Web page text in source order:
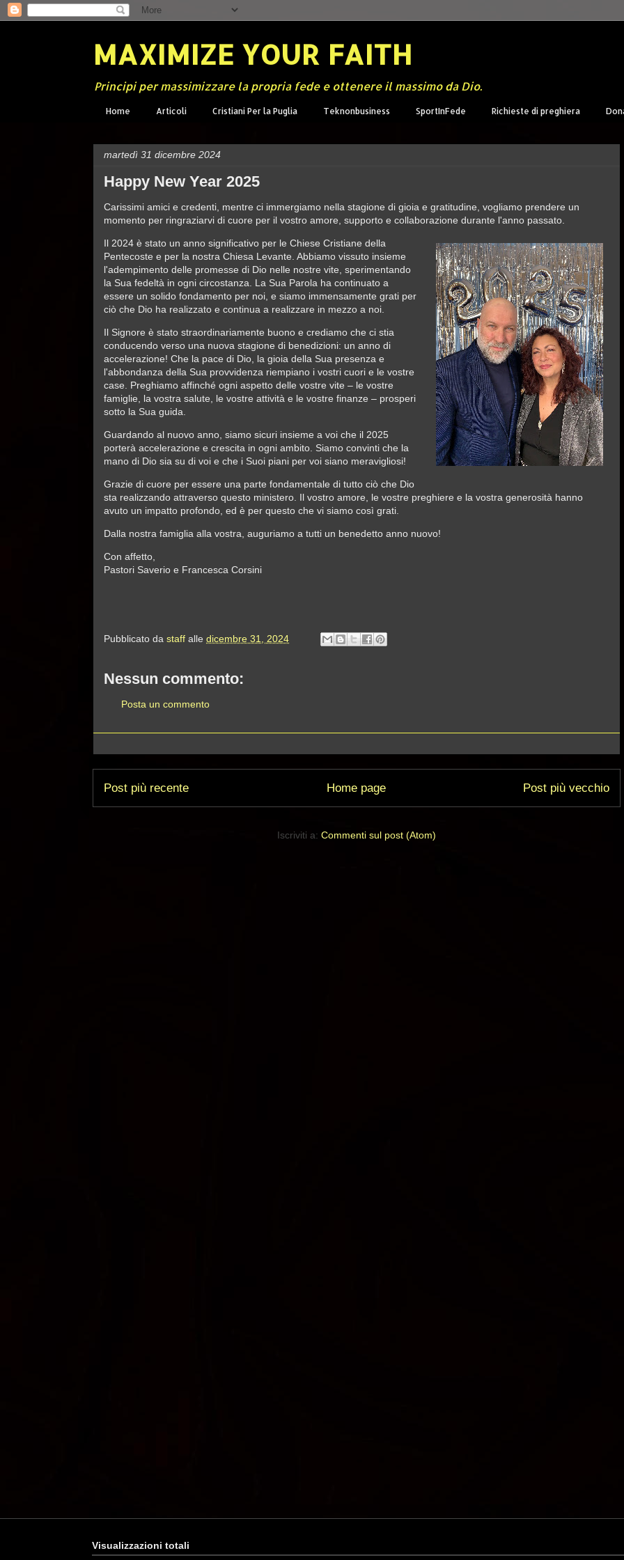
MAXIMIZE YOUR FAITH
Principi per massimizzare la propria fede e ottenere il massimo da Dio.
Home Articoli Cristiani Per la Puglia Teknonbusiness SportInFede Richieste di preghiera
martedì 31 dicembre 2024
Happy New Year 2025
Carissimi amici e credenti, mentre ci immergiamo nella stagione di gioia e gratitudine, vogliamo prendere un
momento per ringraziarvi di cuore per il vostro amore, supporto e collaborazione durante l'anno passato.
Il 2024 è stato un anno significativo per le Chiese Cristiane della
Pentecoste e per la nostra Chiesa Levante. Abbiamo vissuto insieme
l'adempimento delle promesse di Dio nelle nostre vite, sperimentando
la Sua fedeltà in ogni circostanza. La Sua Parola ha continuato a
essere un solido fondamento per noi, e siamo immensamente grati per
ciò che Dio ha realizzato e continua a realizzare in mezzo a noi.
Il Signore è stato straordinariamente buono e crediamo che ci stia
conducendo verso una nuova stagione di benedizioni: un anno di
accelerazione! Che la pace di Dio, la gioia della Sua presenza e
l'abbondanza della Sua provvidenza riempiano i vostri cuori e le vostre
case. Preghiamo affinché ogni aspetto delle vostre vite – le vostre
famiglie, la vostra salute, le vostre attività e le vostre finanze – prosperi
sotto la Sua guida.
Guardando al nuovo anno, siamo sicuri insieme a voi che il 2025
porterà accelerazione e crescita in ogni ambito. Siamo convinti che la
mano di Dio sia su di voi e che i Suoi piani per voi siano meravigliosi!
Grazie di cuore per essere una parte fondamentale di tutto ciò che Dio
sta realizzando attraverso questo ministero. Il vostro amore, le vostre preghiere e la vostra generosità hanno
avuto un impatto profondo, ed è per questo che vi siamo così grati.
Dalla nostra famiglia alla vostra, auguriamo a tutti un benedetto anno nuovo!
Con affetto,
Pastori Saverio e Francesca Corsini
Pubblicato da staff alle dicembre 31, 2024
Nessun commento:
Posta un commento
Post più recente Post più vecchio
Home page
Iscriviti a: Commenti sul post (Atom)
Visualizzazioni totali